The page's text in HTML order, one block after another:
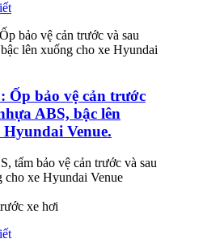
Ốp bảo vệ cản trước
ABS, bậc lên
Venue.
tấm bảo vệ cản trước và sau
cho xe Hyundai Venue
xe hơi